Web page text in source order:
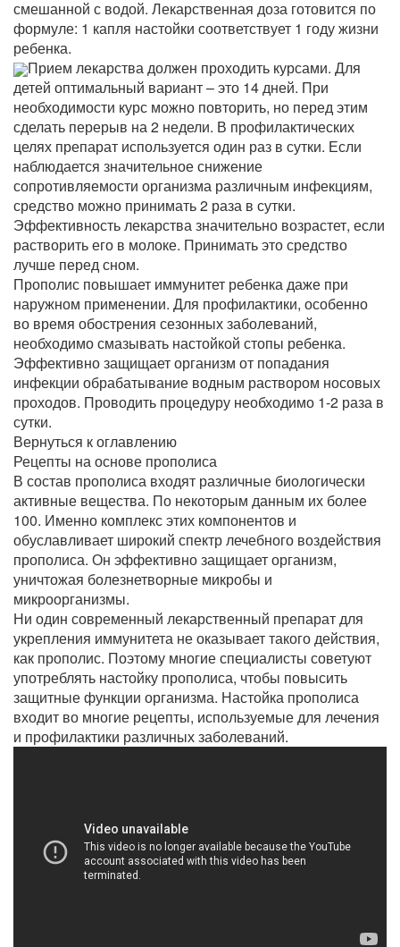
смешанной с водой. Лекарственная доза готовится по
формуле: 1 капля настойки соответствует 1 году жизни
ребенка.
Прием лекарства должен проходить курсами. Для
детей оптимальный вариант – это 14 дней. При
необходимости курс можно повторить, но перед этим
сделать перерыв на 2 недели. В профилактических
целях препарат используется один раз в сутки. Если
наблюдается значительное снижение
сопротивляемости организма различным инфекциям,
средство можно принимать 2 раза в сутки.
Эффективность лекарства значительно возрастет, если
растворить его в молоке. Принимать это средство
лучше перед сном.
Прополис повышает иммунитет ребенка даже при
наружном применении. Для профилактики, особенно
во время обострения сезонных заболеваний,
необходимо смазывать настойкой стопы ребенка.
Эффективно защищает организм от попадания
инфекции обрабатывание водным раствором носовых
проходов. Проводить процедуру необходимо 1-2 раза в
сутки.
Вернуться к оглавлению
Рецепты на основе прополиса
В состав прополиса входят различные биологически
активные вещества. По некоторым данным их более
100. Именно комплекс этих компонентов и
обуславливает широкий спектр лечебного воздействия
прополиса. Он эффективно защищает организм,
уничтожая болезнетворные микробы и
микроорганизмы.
Ни один современный лекарственный препарат для
укрепления иммунитета не оказывает такого действия,
как прополис. Поэтому многие специалисты советуют
употреблять настойку прополиса, чтобы повысить
защитные функции организма. Настойка прополиса
входит во многие рецепты, используемые для лечения
и профилактики различных заболеваний.